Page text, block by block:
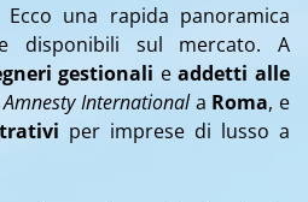
Ecco una rapida panoramica
disponibili sul mercato. A
gestionali eaddetti alle
Amnesty Internationala Roma, e
per imprese di lusso a